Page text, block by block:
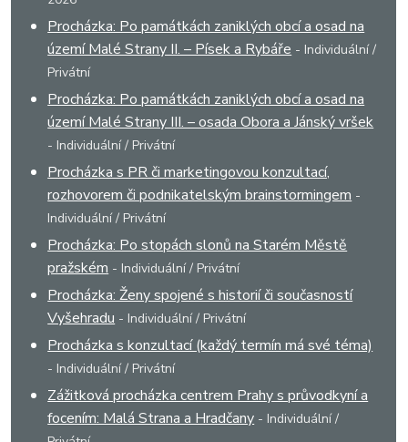
Procházka: Po památkách zaniklých obcí a osad na
území Malé Strany II. – Písek a Rybáře - Individuální /
Privátní
Procházka: Po památkách zaniklých obcí a osad na
území Malé Strany III. – osada Obora a Jánský vršek
- Individuální / Privátní
Procházka s PR či marketingovou konzultací,
rozhovorem či podnikatelským brainstormingem -
Individuální / Privátní
Procházka: Po stopách slonů na Starém Městě
pražském - Individuální / Privátní
Procházka: Ženy spojené s historií či současností
Vyšehradu - Individuální / Privátní
Procházka s konzultací (každý termín má své téma)
- Individuální / Privátní
Zážitková procházka centrem Prahy s průvodkyní a
focením: Malá Strana a Hradčany - Individuální /